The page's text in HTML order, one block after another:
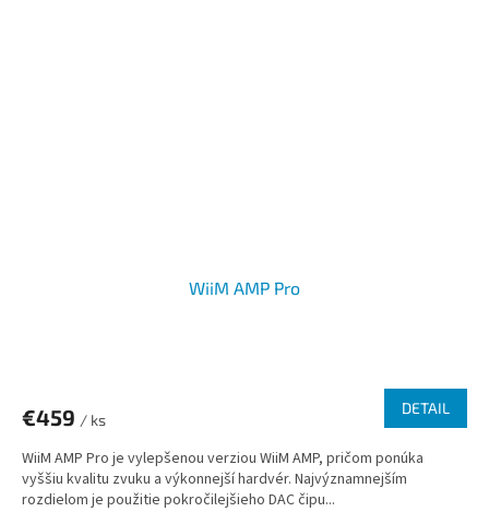
WiiM AMP Pro
€459 / ks
DETAIL
WiiM AMP Pro je vylepšenou verziou WiiM AMP, pričom ponúka
vyššiu kvalitu zvuku a výkonnejší hardvér. Najvýznamnejším
rozdielom je použitie pokročilejšieho DAC čipu...